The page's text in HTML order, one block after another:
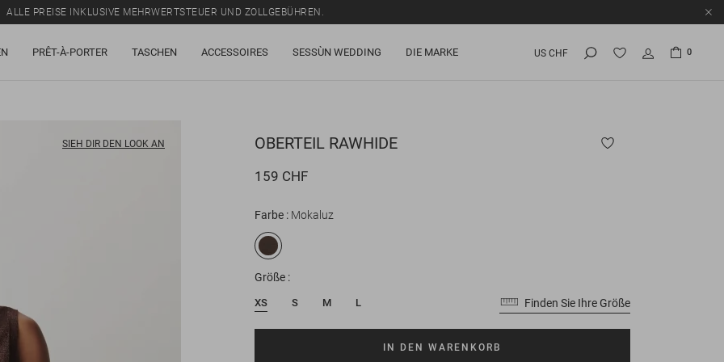
ALLE PREISE INKLUSIVE MEHRWERTSTEUER UND ZOLLGEBÜHREN.
PRÊT-À-PORTER TASCHEN ACCESSOIRES SESSÙN WEDDING DIE MARKE US CHF 0
SIEH DIR DEN LOOK AN OBERTEIL RAWHIDE
159 CHF
Farbe Mokaluz
Größe
XS S M L Finden Sie Ihre Größe
IN DEN WARENKORB